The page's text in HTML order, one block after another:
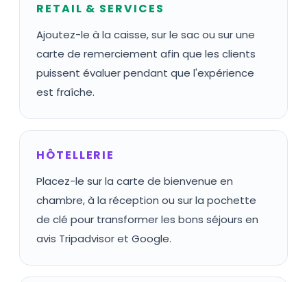
RETAIL & SERVICES
Ajoutez-le à la caisse, sur le sac ou sur une
carte de remerciement afin que les clients
puissent évaluer pendant que l'expérience
est fraîche.
HÔTELLERIE
Placez-le sur la carte de bienvenue en
chambre, à la réception ou sur la pochette
de clé pour transformer les bons séjours en
avis Tripadvisor et Google.